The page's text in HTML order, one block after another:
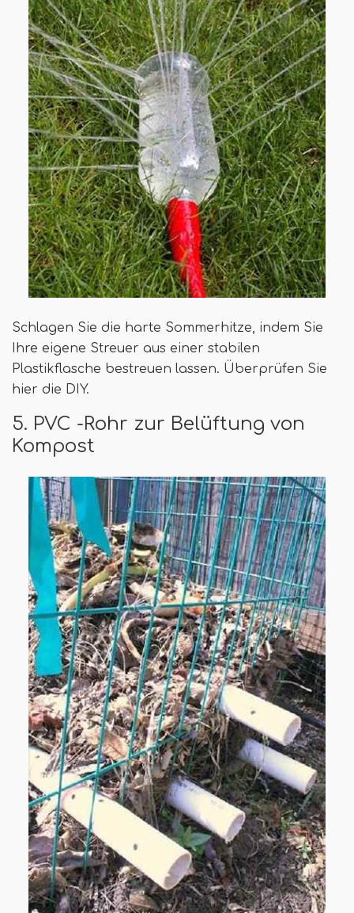
Schlagen Sie die harte Sommerhitze, indem Sie
Ihre eigene Streuer aus einer stabilen
Plastikflasche bestreuen lassen. Überprüfen Sie
hier die DIY.
5. PVC -Rohr zur Belüftung von
Kompost